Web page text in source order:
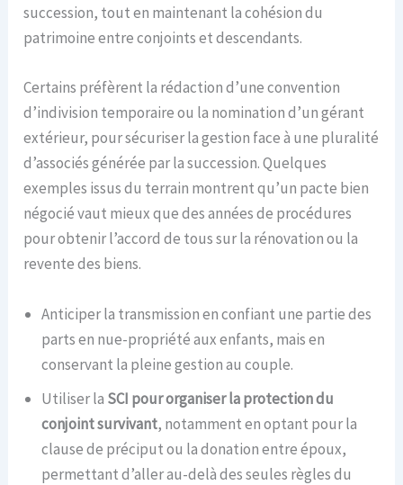
succession, tout en maintenant la cohésion du
patrimoine entre conjoints et descendants.
Certains préfèrent la rédaction d’une convention
d’indivision temporaire ou la nomination d’un gérant
extérieur, pour sécuriser la gestion face à une pluralité
d’associés générée par la succession. Quelques
exemples issus du terrain montrent qu’un pacte bien
négocié vaut mieux que des années de procédures
pour obtenir l’accord de tous sur la rénovation ou la
revente des biens.
Anticiper la transmission en confiant une partie des
parts en nue-propriété aux enfants, mais en
conservant la pleine gestion au couple.
Utiliser la SCI pour organiser la protection du
conjoint survivant, notamment en optant pour la
clause de préciput ou la donation entre époux,
permettant d’aller au-delà des seules règles du